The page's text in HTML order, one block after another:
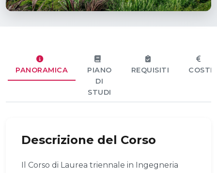
PANORAMICA
PIANO
DI
STUDI
REQUISITI COSTI
Descrizione del Corso
Il Corso di Laurea triennale in Ingegneria